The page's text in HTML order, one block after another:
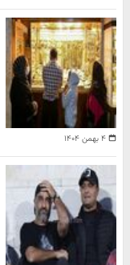
۴ بهمن ۱۴۰۴